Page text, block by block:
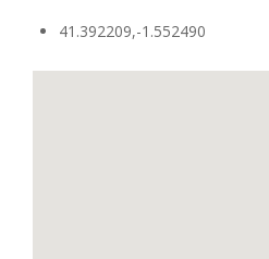
41.392209,-1.552490